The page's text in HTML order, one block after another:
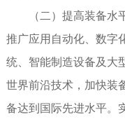
（二）提高装备水平
推广应用自动化、数字
统、智能制造设备及大
世界前沿技术，加快装
备达到国际先进水平。